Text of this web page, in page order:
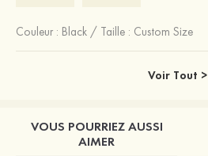
Couleur : Black / Taille : Custom Size
Voir Tout >
VOUS POURRIEZ AUSSI
AIMER